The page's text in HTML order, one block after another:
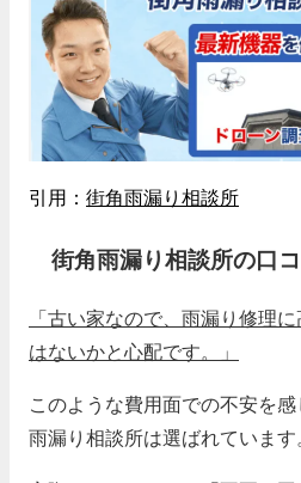
引用： 街角雨漏り相談所
街角雨漏り相談所の口
「古い家なので、雨漏り修理
はないかと心配です。」
このような費用面での不安を
雨漏り相談所は選ばれています